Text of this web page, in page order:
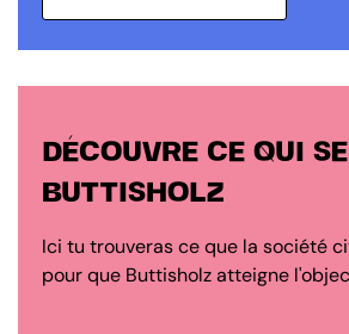
DÉCOUVRE CE QUI
BUTTISHOLZ
Ici tu trouveras ce que la société
pour que Buttisholz atteigne